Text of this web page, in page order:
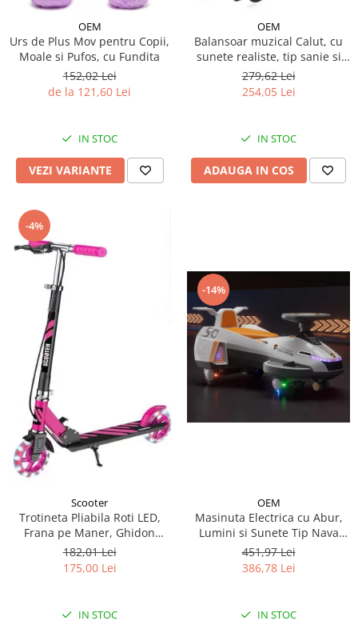
OEM
Urs de Plus Mov pentru Copii,
Moale si Pufos, cu Fundita
152,02 Lei
de la 121,60 Lei
IN STOC
VEZI VARIANTE
OEM
Balansoar muzical Calut, cu
sunete realiste, tip sanie si
roti - Crem
279,62 Lei
254,05 Lei
IN STOC
ADAUGA IN COS
-4%
Scooter
Trotineta Pliabila Roti LED,
Frana pe Maner, Ghidon
Reglabil - Roz
182,01 Lei
175,00 Lei
IN STOC
-14%
OEM
Masinuta Electrica cu Abur,
Lumini si Sunete Tip Nava
Spatiala
451,97 Lei
386,78 Lei
IN STOC